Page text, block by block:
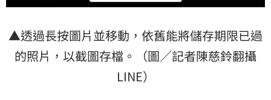
▲透過長按圖片並移動，依舊能將儲存期限已過
的照片，以截圖存檔。（圖／記者陳慈鈴翻攝
LINE）